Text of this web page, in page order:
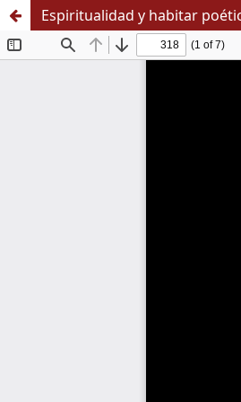
Espiritualidad y habitar